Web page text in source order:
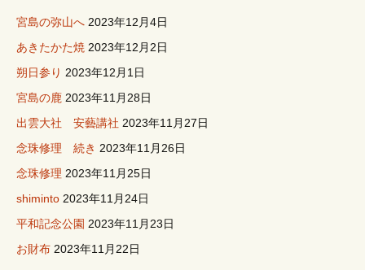
宮島の弥山へ 2023年12月4日
あきたかた焼 2023年12月2日
朔日参り 2023年12月1日
宮島の鹿 2023年11月28日
出雲大社 安藝講社 2023年11月27日
念珠修理 続き 2023年11月26日
念珠修理 2023年11月25日
shiminto 2023年11月24日
平和記念公園 2023年11月23日
お財布 2023年11月22日